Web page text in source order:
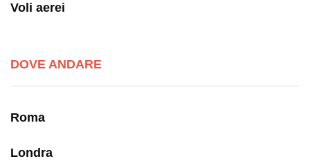
Voli aerei
DOVE ANDARE
Roma
Londra